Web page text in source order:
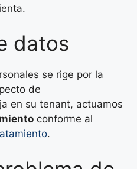
datos
se rige por la
de
en su tenant, actuamos
conforme al
.